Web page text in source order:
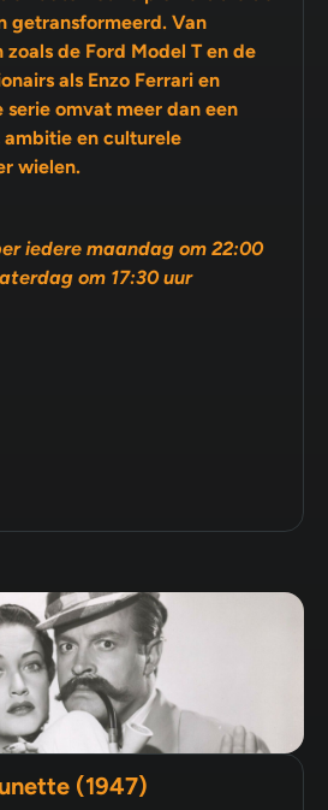
getransformeerd. Van
de Ford Model T en de
serie omvat meer dan een
en culturele
wielen.
iedere maandag om 22:00
om 17:30 uur
(1947)